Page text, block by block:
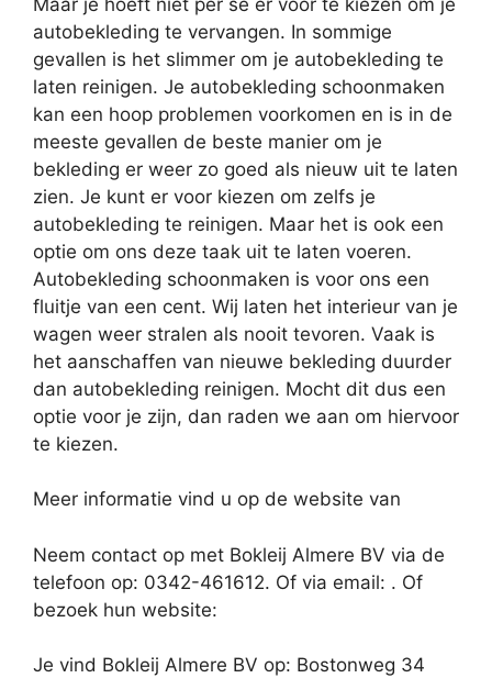
autobekleding te vervangen. In sommige
gevallen is het slimmer om je autobekleding te
laten reinigen. Je autobekleding schoonmaken
kan een hoop problemen voorkomen en is in de
meeste gevallen de beste manier om je
bekleding er weer zo goed als nieuw uit te laten
zien. Je kunt er voor kiezen om zelfs je
autobekleding te reinigen. Maar het is ook een
optie om ons deze taak uit te laten voeren.
Autobekleding schoonmaken is voor ons een
fluitje van een cent. Wij laten het interieur van je
wagen weer stralen als nooit tevoren. Vaak is
het aanschaffen van nieuwe bekleding duurder
dan autobekleding reinigen. Mocht dit dus een
optie voor je zijn, dan raden we aan om hiervoor
te kiezen.
Meer informatie vind u op de website van
Neem contact op met Bokleij Almere BV via de
telefoon op: 0342-461612. Of via email: . Of
bezoek hun website:
Je vind Bokleij Almere BV op: Bostonweg 34